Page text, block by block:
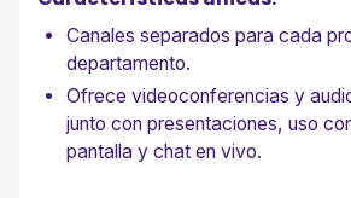
Canales separados para cada
departamento.
Ofrece videoconferencias y
junto con presentaciones, uso
pantalla y chat en vivo.